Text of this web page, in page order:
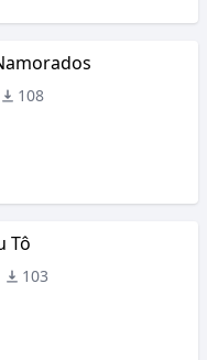
108
Tô
103